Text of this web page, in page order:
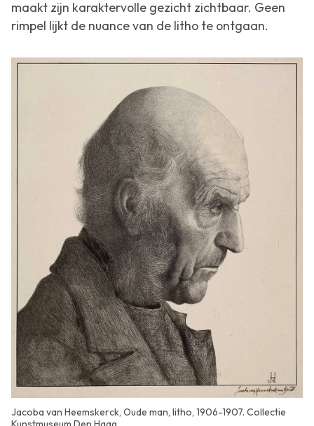
maakt zijn karaktervolle gezicht zichtbaar. Geen
rimpel lijkt de nuance van de litho te ontgaan.
Jacoba van Heemskerck, Oude man, litho, 1906-1907. Collectie